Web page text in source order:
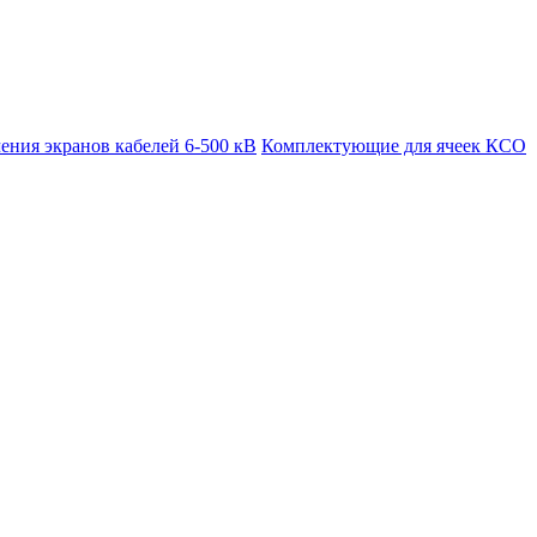
экранов кабелей 6-500 кВ Комплектующие для ячеек КСО